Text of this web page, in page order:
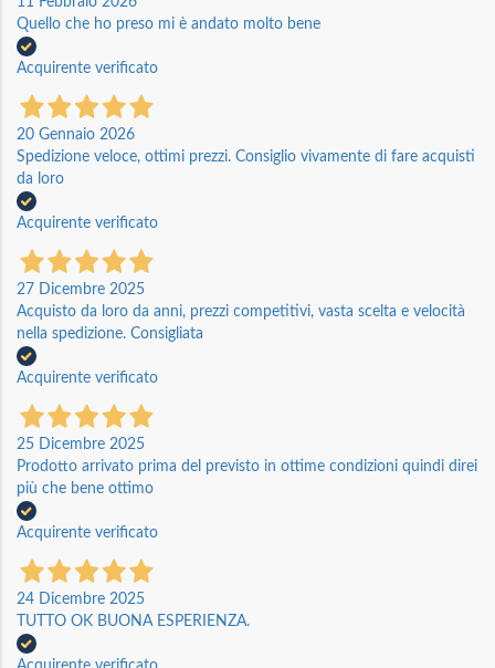
Quello che ho preso mi è andato molto bene
Acquirente verificato
20 Gennaio 2026
Spedizione veloce, ottimi prezzi. Consiglio vivamente di fare acquisti
da loro
Acquirente verificato
27 Dicembre 2025
Acquisto da loro da anni, prezzi competitivi, vasta scelta e velocità
nella spedizione. Consigliata
Acquirente verificato
25 Dicembre 2025
Prodotto arrivato prima del previsto in ottime condizioni quindi direi
più che bene ottimo
Acquirente verificato
24 Dicembre 2025
TUTTO OK BUONA ESPERIENZA.